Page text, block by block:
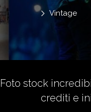
Vintage
Foto stock
crediti e